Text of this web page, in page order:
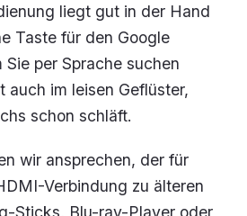
liegt gut in der Hand
Taste für den Google
per Sprache suchen
auch im leisen Geflüster,
schon schläft.
wir ansprechen, der für
Verbindung zu älteren
Sticks, Blu-ray-Player oder